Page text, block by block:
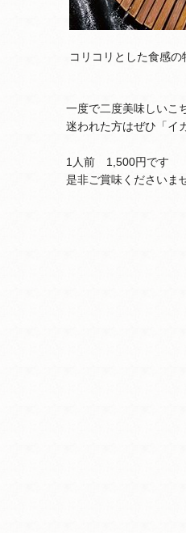
コリコリとした食感の
一度で二度美味しいこ
迷われた方はぜひ「イ
1人前 1,500円です
是非ご賞味くださいま